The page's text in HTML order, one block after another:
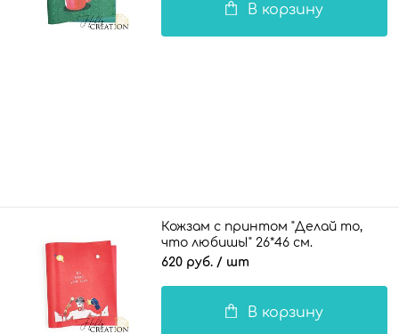
В корзину
Кожзам с принтом "Делай то,
что любишь!" 26*46 см.
глянцевый, арбузный
620 руб. / шт
В корзину